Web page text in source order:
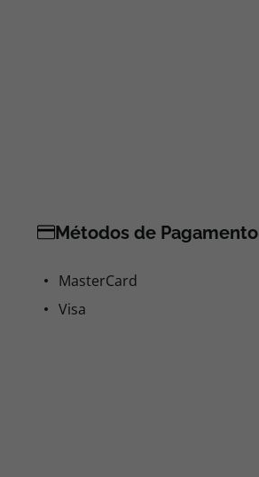
Métodos de Pagamento
MasterCard
Visa